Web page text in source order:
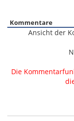
Kommentare
Ansicht der
Die